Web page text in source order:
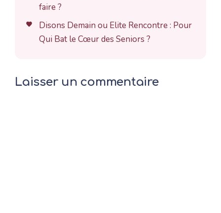
faire ?
Disons Demain ou Elite Rencontre : Pour
Qui Bat le Cœur des Seniors ?
Laisser un commentaire